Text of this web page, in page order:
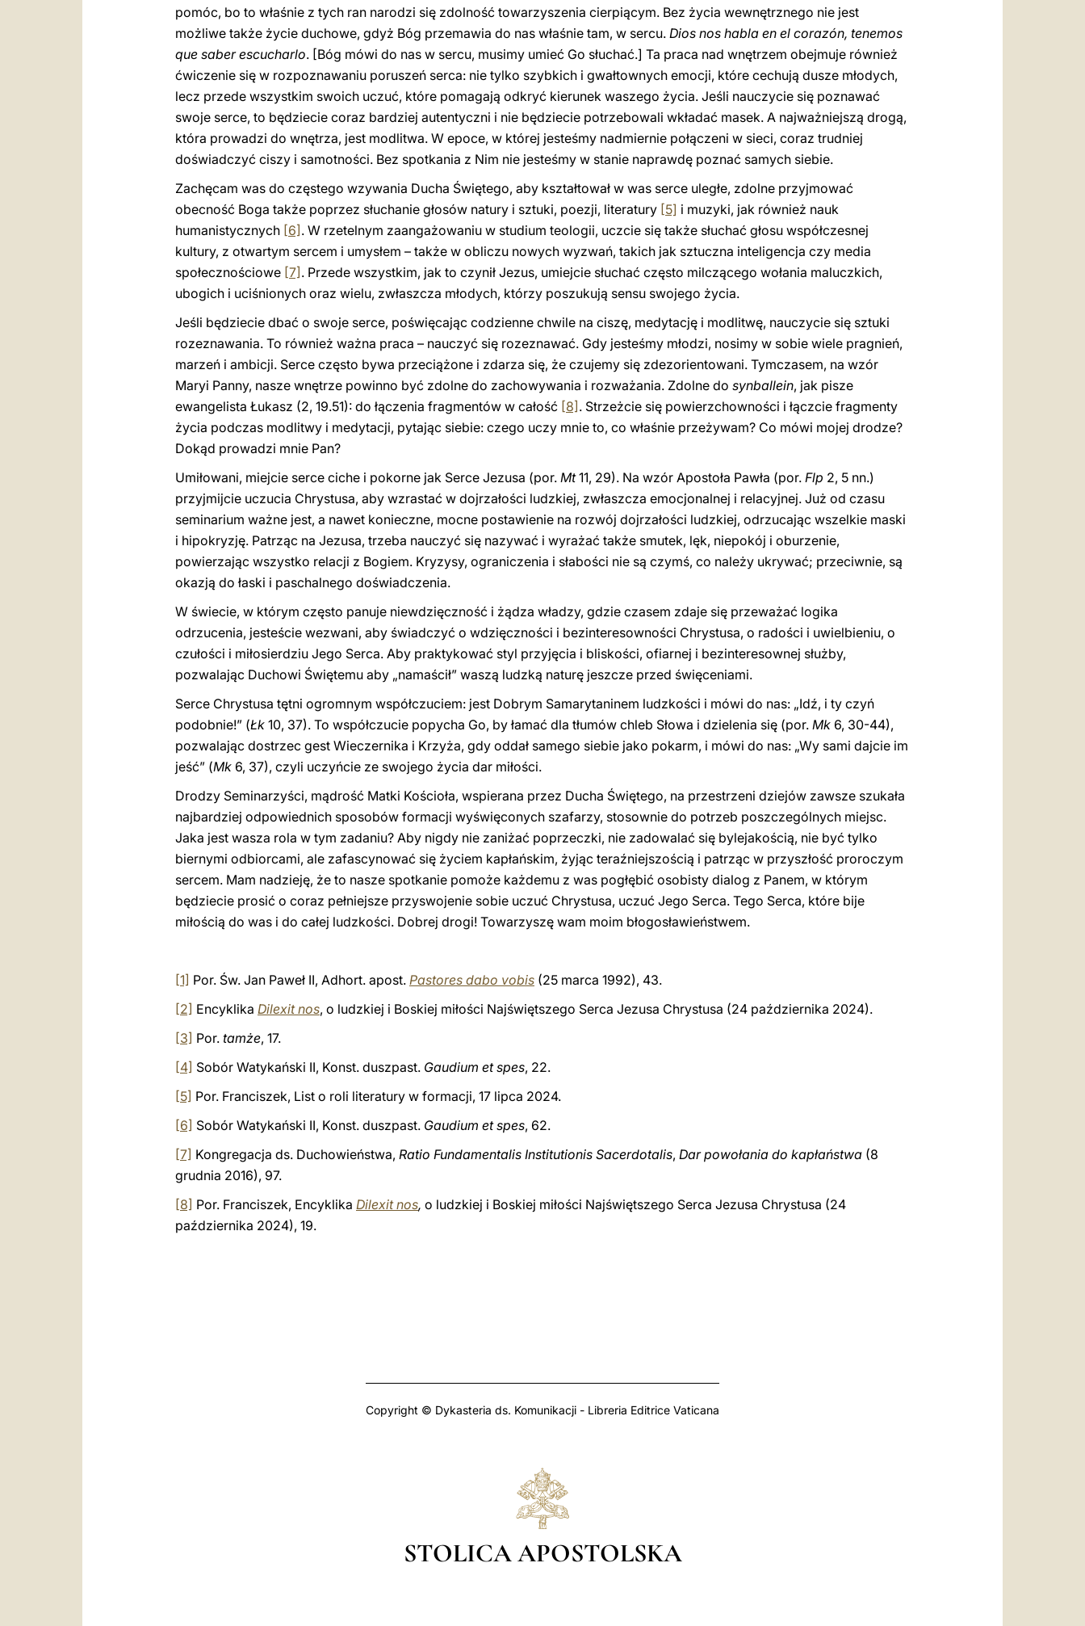
pomóc, bo to właśnie z tych ran narodzi się zdolność towarzyszenia cierpiącym. Bez życia wewnętrznego nie jest
możliwe także życie duchowe, gdyż Bóg przemawia do nas właśnie tam, w sercu. Dios nos habla en el corazón, tenemos
que saber escucharlo. [Bóg mówi do nas w sercu, musimy umieć Go słuchać.] Ta praca nad wnętrzem obejmuje również
ćwiczenie się w rozpoznawaniu poruszeń serca: nie tylko szybkich i gwałtownych emocji, które cechują dusze młodych,
lecz przede wszystkim swoich uczuć, które pomagają odkryć kierunek waszego życia. Jeśli nauczycie się poznawać
swoje serce, to będziecie coraz bardziej autentyczni i nie będziecie potrzebowali wkładać masek. A najważniejszą drogą,
która prowadzi do wnętrza, jest modlitwa. W epoce, w której jesteśmy nadmiernie połączeni w sieci, coraz trudniej
doświadczyć ciszy i samotności. Bez spotkania z Nim nie jesteśmy w stanie naprawdę poznać samych siebie.
Zachęcam was do częstego wzywania Ducha Świętego, aby kształtował w was serce uległe, zdolne przyjmować
obecność Boga także poprzez słuchanie głosów natury i sztuki, poezji, literatury [5] i muzyki, jak również nauk
humanistycznych [6] . W rzetelnym zaangażowaniu w studium teologii, uczcie się także słuchać głosu współczesnej
kultury, z otwartym sercem i umysłem – także w obliczu nowych wyzwań, takich jak sztuczna inteligencja czy media
społecznościowe [7] . Przede wszystkim, jak to czynił Jezus, umiejcie słuchać często milczącego wołania maluczkich,
ubogich i uciśnionych oraz wielu, zwłaszcza młodych, którzy poszukują sensu swojego życia.
Jeśli będziecie dbać o swoje serce, poświęcając codzienne chwile na ciszę, medytację i modlitwę, nauczycie się sztuki
rozeznawania. To również ważna praca – nauczyć się rozeznawać. Gdy jesteśmy młodzi, nosimy w sobie wiele pragnień,
marzeń i ambicji. Serce często bywa przeciążone i zdarza się, że czujemy się zdezorientowani. Tymczasem, na wzór
Maryi Panny, nasze wnętrze powinno być zdolne do zachowywania i rozważania. Zdolne do synballein, jak pisze
ewangelista Łukasz (2, 19.51): do łączenia fragmentów w całość [8] . Strzeżcie się powierzchowności i łączcie fragmenty
życia podczas modlitwy i medytacji, pytając siebie: czego uczy mnie to, co właśnie przeżywam? Co mówi mojej drodze?
Dokąd prowadzi mnie Pan?
Umiłowani, miejcie serce ciche i pokorne jak Serce Jezusa (por. Mt11, 29). Na wzór Apostoła Pawła (por. Flp 2, 5 nn.)
przyjmijcie uczucia Chrystusa, aby wzrastać w dojrzałości ludzkiej, zwłaszcza emocjonalnej i relacyjnej. Już od czasu
seminarium ważne jest, a nawet konieczne, mocne postawienie na rozwój dojrzałości ludzkiej, odrzucając wszelkie maski
i hipokryzję. Patrząc na Jezusa, trzeba nauczyć się nazywać i wyrażać także smutek, lęk, niepokój i oburzenie,
powierzając wszystko relacji z Bogiem. Kryzysy, ograniczenia i słabości nie są czymś, co należy ukrywać; przeciwnie, są
okazją do łaski i paschalnego doświadczenia.
W świecie, w którym często panuje niewdzięczność i żądza władzy, gdzie czasem zdaje się przeważać logika
odrzucenia, jesteście wezwani, aby świadczyć o wdzięczności i bezinteresowności Chrystusa, o radości i uwielbieniu, o
czułości i miłosierdziu Jego Serca. Aby praktykować styl przyjęcia i bliskości, ofiarnej i bezinteresownej służby,
pozwalając Duchowi Świętemu aby „namaścił” waszą ludzką naturę jeszcze przed święceniami.
Serce Chrystusa tętni ogromnym współczuciem: jest Dobrym Samarytaninem ludzkości i mówi do nas: „Idź, i ty czyń
podobnie!” (Łk 10, 37). To współczucie popycha Go, by łamać dla tłumów chleb Słowa i dzielenia się (por. Mk 6, 30-44),
pozwalając dostrzec gest Wieczernika i Krzyża, gdy oddał samego siebie jako pokarm, i mówi do nas: „Wy sami dajcie im
jeść” (Mk 6, 37), czyli uczyńcie ze swojego życia dar miłości.
Drodzy Seminarzyści, mądrość Matki Kościoła, wspierana przez Ducha Świętego, na przestrzeni dziejów zawsze szukała
najbardziej odpowiednich sposobów formacji wyświęconych szafarzy, stosownie do potrzeb poszczególnych miejsc.
Jaka jest wasza rola w tym zadaniu? Aby nigdy nie zaniżać poprzeczki, nie zadowalać się bylejakością, nie być tylko
biernymi odbiorcami, ale zafascynować się życiem kapłańskim, żyjąc teraźniejszością i patrząc w przyszłość proroczym
sercem. Mam nadzieję, że to nasze spotkanie pomoże każdemu z was pogłębić osobisty dialog z Panem, w którym
będziecie prosić o coraz pełniejsze przyswojenie sobie uczuć Chrystusa, uczuć Jego Serca. Tego Serca, które bije
miłością do was i do całej ludzkości. Dobrej drogi! Towarzyszę wam moim błogosławieństwem.
[1] Por. Św. Jan Paweł II, Adhort. apost. Pastores dabo vobis (25 marca 1992), 43.
[2] Encyklika Dilexit nos, o ludzkiej i Boskiej miłości Najświętszego Serca Jezusa Chrystusa (24 października 2024).
[3] Por. tamże, 17.
[4] Sobór Watykański II, Konst. duszpast. Gaudium et spes, 22.
[5] Por. Franciszek, List o roli literatury w formacji, 17 lipca 2024.
[6] Sobór Watykański II, Konst. duszpast. Gaudium et spes, 62.
[7] Kongregacja ds. Duchowieństwa, Ratio Fundamentalis Institutionis Sacerdotalis, Dar powołania do kapłaństwa (8
grudnia 2016), 97.
[8] Por. Franciszek, Encyklika Dilexit nos, o ludzkiej i Boskiej miłości Najświętszego Serca Jezusa Chrystusa (24
października 2024), 19.
Copyright © Dykasteria ds. Komunikacji - Libreria Editrice Vaticana
STOLICA APOSTOLSKA